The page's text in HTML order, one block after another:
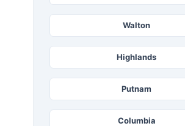
Walton
Highlands
Putnam
Columbia